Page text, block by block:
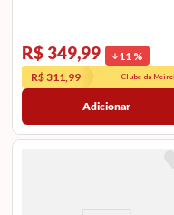
R$ 349,99 11 %
R$ 311,99
Clube da Meire
Adicionar